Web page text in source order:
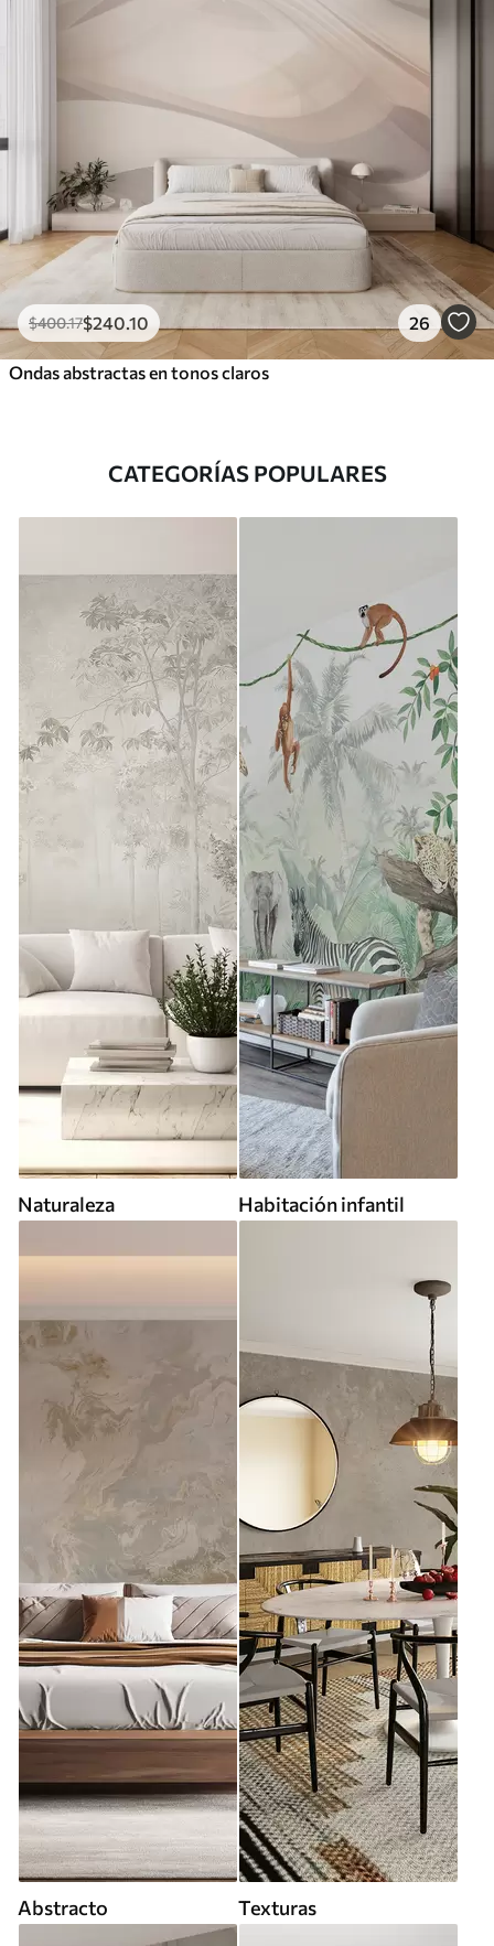
$400.17$240 .10 26
Ondas abstractas en tonos claros
CATEGORÍAS POPULARES
Naturaleza Habitación infantil
Abstracto Texturas